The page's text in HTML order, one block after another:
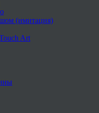
(имитация)
Art